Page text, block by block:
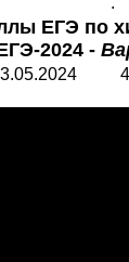
ЕГЭ по
2024 -
4